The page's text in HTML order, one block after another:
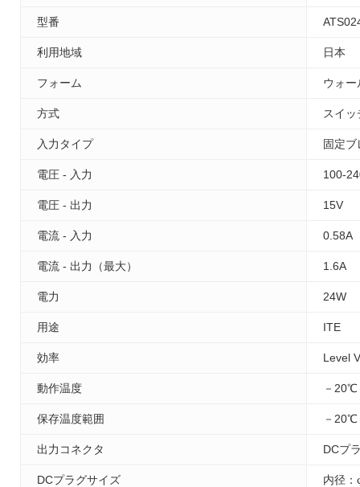
型番
利用地域 日本
フォーム ウォー
方式 スイ
入力タイプ 固定
電圧 - 入力 100-
電圧 - 出力 15V
電流 - 入力 0.58A
電流 - 出力（最大） 1.6A
電力 24W
用途 ITE
効率 Level
動作温度 －
保存温度範囲 －
出力コネクタ DCプ
DCプラグサイズ 内径